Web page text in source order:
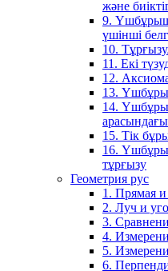
және
9.
үшінші
10.
11. Екі
12.
13.
14.
15. Тік
16.
тұрғызу
Геометрия рус
1. Прямая и
2. Луч и
3.
4.
5.
6.